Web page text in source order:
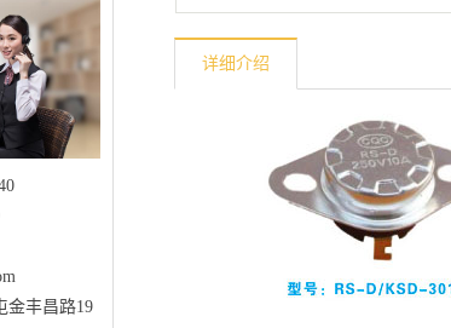
金丰昌路19
详细介绍